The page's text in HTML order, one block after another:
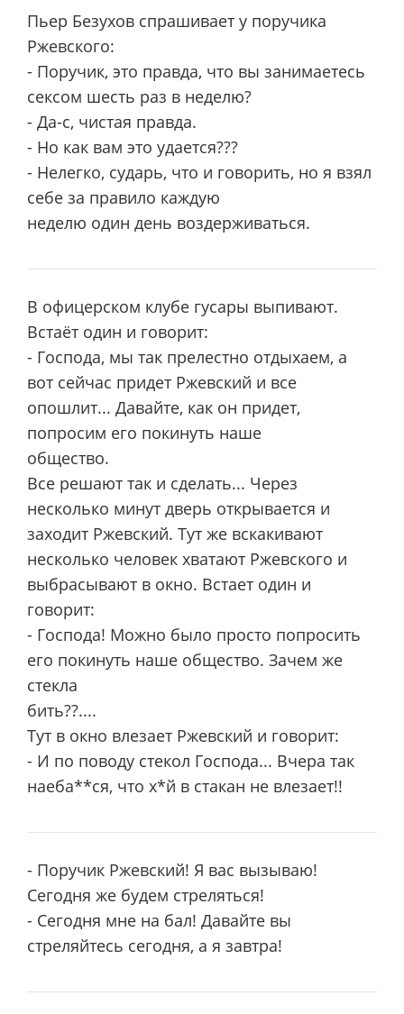
Пьер Безухов спрашивает у поручика
Ржевского:
- Поручик, это правда, что вы занимаетесь
сексом шесть раз в неделю?
- Да-с, чистая правда.
- Но как вам это удается???
- Нелегко, сударь, что и говорить, но я взял
себе за правило каждую
неделю один день воздерживаться.
В офицерском клубе гусары выпивают.
Встаёт один и говорит:
- Господа, мы так прелестно отдыхаем, а
вот сейчас придет Ржевский и все
опошлит... Давайте, как он придет,
попросим его покинуть наше
общество.
Все решают так и сделать... Через
несколько минут дверь открывается и
заходит Ржевский. Тут же вскакивают
несколько человек хватают Ржевского и
выбрасывают в окно. Встает один и
говорит:
- Господа! Можно было просто попросить
его покинуть наше общество. Зачем же
стекла
бить??....
Тут в окно влезает Ржевский и говорит:
- И по поводу стекол Господа... Вчера так
наеба**ся, что х*й в стакан не влезает!!
- Поручик Ржевский! Я вас вызываю!
Сегодня же будем стреляться!
- Сегодня мне на бал! Давайте вы
стреляйтесь сегодня, а я завтра!